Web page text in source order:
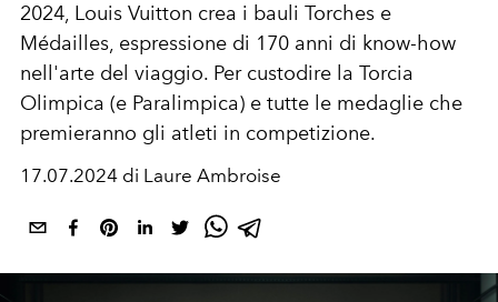
2024, Louis Vuitton crea i bauli Torches e
Médailles, espressione di 170 anni di know-how
nell'arte del viaggio. Per custodire la Torcia
Olimpica (e Paralimpica) e tutte le medaglie che
premieranno gli atleti in competizione.
17.07.2024 di Laure Ambroise